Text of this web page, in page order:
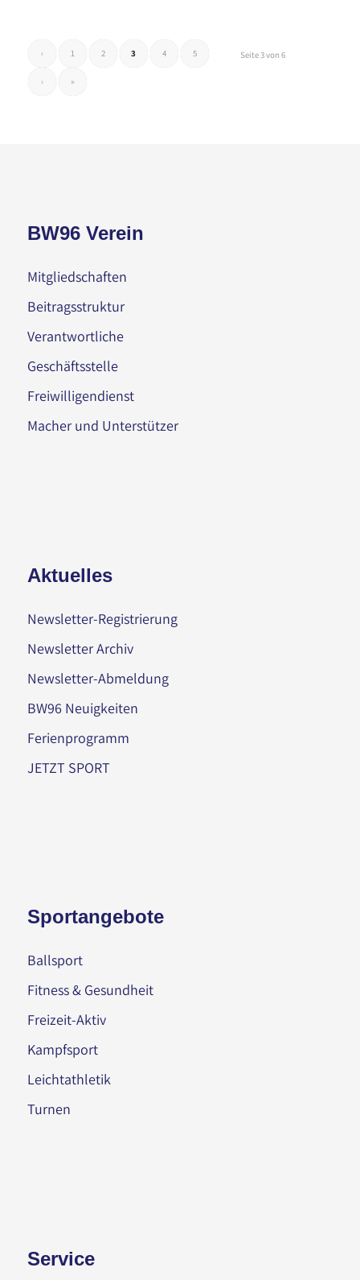
Seite 3 von 6
‹ 1 2 3 4 5
› »
BW96 Verein
Mitgliedschaften
Beitragsstruktur
Verantwortliche
Geschäftsstelle
Freiwilligendienst
Macher und Unterstützer
Aktuelles
Newsletter-Registrierung
Newsletter Archiv
Newsletter-Abmeldung
BW96 Neuigkeiten
Ferienprogramm
JETZT SPORT
Sportangebote
Ballsport
Fitness & Gesundheit
Freizeit-Aktiv
Kampfsport
Leichtathletik
Turnen
Service